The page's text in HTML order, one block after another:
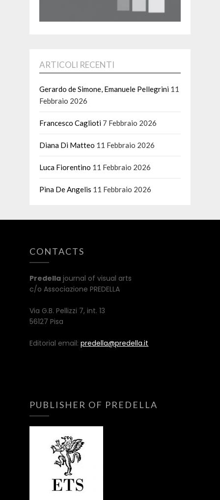
ARTICOLI RECENTI
Gerardo de Simone, Emanuele Pellegrini 11
Febbraio 2026
Francesco Caglioti 7 Febbraio 2026
Diana Di Matteo 11 Febbraio 2026
Luca Fiorentino 11 Febbraio 2026
Pina De Angelis 11 Febbraio 2026
CONTACTS
Predella journal of visual arts
c/o Associazione PREDELLA
Via G.B. Pellizzi 7, int. 13
56127 Pisa
Editorial email:predella@predella.it
PUBLISHER OF PREDELLA